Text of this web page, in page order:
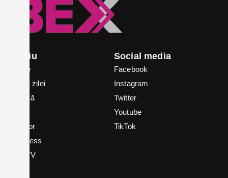
Meniu
Home
Știrea zilei
Politică
In vizor
Business
Bex TV
Social media
Facebook
Instagram
Twitter
Youtube
TikTok